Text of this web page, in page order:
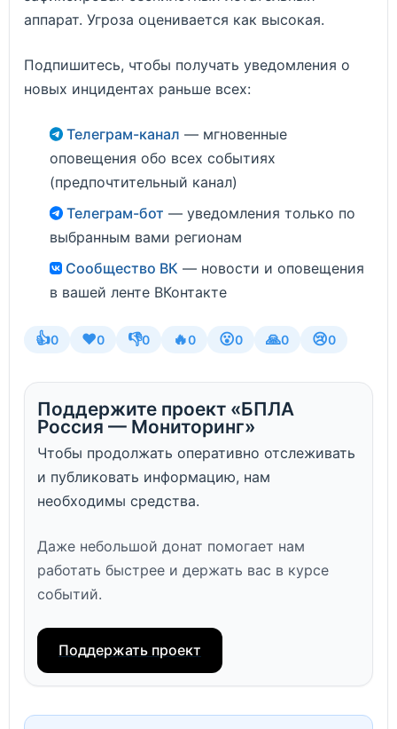
аппарат. Угроза оценивается как высокая.
Подпишитесь, чтобы получать уведомления о
новых инцидентах раньше всех:
Телеграм-канал — мгновенные
оповещения обо всех событиях
(предпочтительный канал)
Телеграм-бот — уведомления только по
выбранным вами регионам
Сообщество ВК — новости и оповещения
в вашей ленте ВКонтакте
👍0 ❤️0 👎0 🔥0 😮0 🙏0 😢0
Поддержите проект «БПЛА
Россия — Мониторинг»
Чтобы продолжать оперативно отслеживать
и публиковать информацию, нам
необходимы средства.
Даже небольшой донат помогает нам
работать быстрее и держать вас в курсе
событий.
Поддержать проект